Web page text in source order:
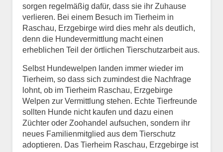
Informationen über das
Tier.
Art des Tiers*
sorgen regelmäßig dafür, dass sie ihr Zuhause
verlieren. Bei einem Besuch im Tierheim in
Raschau, Erzgebirge wird dies mehr als deutlich,
denn die Hundevermittlung macht einen
erheblichen Teil der örtlichen Tierschutzarbeit aus.
Selbst Hundewelpen landen immer wieder im
Tierheim, so dass sich zumindest die Nachfrage
lohnt, ob im Tierheim Raschau, Erzgebirge
Welpen zur Vermittlung stehen. Echte Tierfreunde
sollten Hunde nicht kaufen und dazu einen
Züchter oder Zoohandel aufsuchen, sondern ihr
neues Familienmitglied aus dem Tierschutz
adoptieren. Das Tierheim Raschau, Erzgebirge ist